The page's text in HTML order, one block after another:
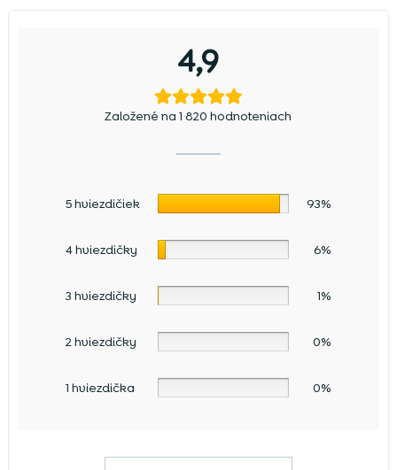
4,9
Založené na 1 820 hodnoteniach
5 hviezdičiek 93%
4 hviezdičky 6%
3 hviezdičky 1%
2 hviezdičky 0%
1 hviezdička 0%